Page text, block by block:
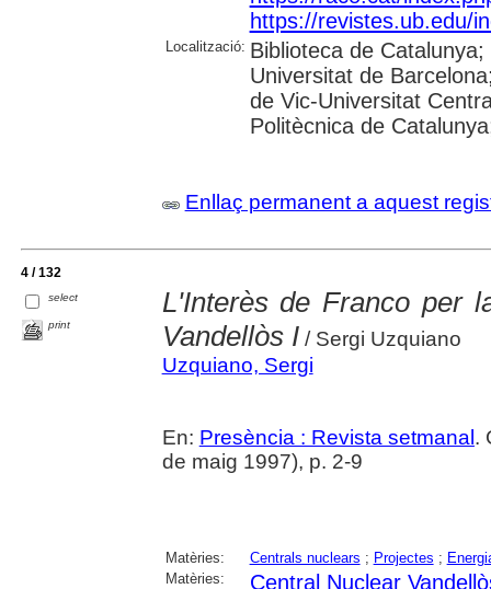
https://revistes.ub.edu/
Localització: Biblioteca de
Universitat de
de Vic-Universitat
Politècnica de
Enllaç permanent a aquest
4 / 132
select
print
L'Interès de Franco per
Vandellòs I / Sergi Uzquiano
Uzquiano, Sergi
En: Presència : Revista setmanal .
de maig 1997), p. 2-9
Matèries: Centrals nuclears ; Projectes ;
Matèries:
Central Nuclear